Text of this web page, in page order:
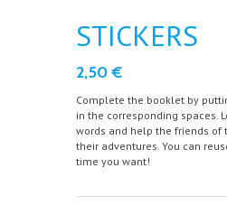
STICKERS
2,50€
Complete the booklet by
in the corresponding spaces.
words and help the friends of
their adventures. You can
time you want!